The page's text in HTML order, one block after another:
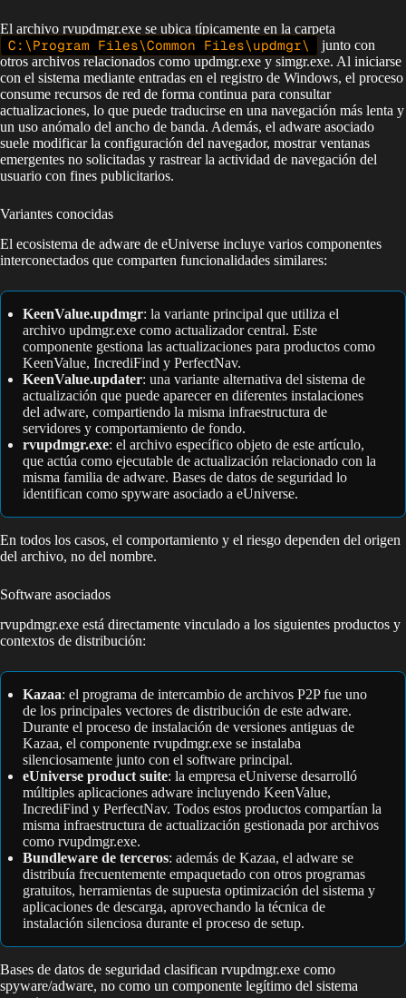
El archivo rvupdmgr.exe se ubica típicamente en la carpeta
C:\Program Files\Common Files\updmgr\
junto con
otros archivos relacionados como updmgr.exe y simgr.exe. Al iniciarse
con el sistema mediante entradas en el registro de Windows, el proceso
consume recursos de red de forma continua para consultar
actualizaciones, lo que puede traducirse en una navegación más lenta y
un uso anómalo del ancho de banda. Además, el adware asociado
suele modificar la configuración del navegador, mostrar ventanas
emergentes no solicitadas y rastrear la actividad de navegación del
usuario con fines publicitarios.
Variantes conocidas
El ecosistema de adware de eUniverse incluye varios componentes
interconectados que comparten funcionalidades similares:
KeenValue.updmgr: la variante principal que utiliza el
archivo updmgr.exe como actualizador central. Este
componente gestiona las actualizaciones para productos como
KeenValue, IncrediFind y PerfectNav.
KeenValue.updater: una variante alternativa del sistema de
actualización que puede aparecer en diferentes instalaciones
del adware, compartiendo la misma infraestructura de
servidores y comportamiento de fondo.
rvupdmgr.exe: el archivo específico objeto de este artículo,
que actúa como ejecutable de actualización relacionado con la
misma familia de adware. Bases de datos de seguridad lo
identifican como spyware asociado a eUniverse.
En todos los casos, el comportamiento y el riesgo dependen del origen
del archivo, no del nombre.
Software asociados
rvupdmgr.exe está directamente vinculado a los siguientes productos y
contextos de distribución:
Kazaa: el programa de intercambio de archivos P2P fue uno
de los principales vectores de distribución de este adware.
Durante el proceso de instalación de versiones antiguas de
Kazaa, el componente rvupdmgr.exe se instalaba
silenciosamente junto con el software principal.
eUniverse product suite: la empresa eUniverse desarrolló
múltiples aplicaciones adware incluyendo KeenValue,
IncrediFind y PerfectNav. Todos estos productos compartían la
misma infraestructura de actualización gestionada por archivos
como rvupdmgr.exe.
Bundleware de terceros: además de Kazaa, el adware se
distribuía frecuentemente empaquetado con otros programas
gratuitos, herramientas de supuesta optimización del sistema y
aplicaciones de descarga, aprovechando la técnica de
instalación silenciosa durante el proceso de setup.
Bases de datos de seguridad clasifican rvupdmgr.exe como
spyware/adware, no como un componente legítimo del sistema